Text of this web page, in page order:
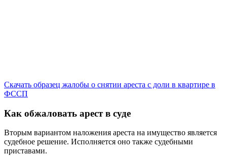
Скачать образец жалобы о снятии ареста с доли в квартире в
ФССП
Как обжаловать арест в суде
Вторым вариантом наложения ареста на имущество является
судебное решение. Исполняется оно также судебными
приставами.